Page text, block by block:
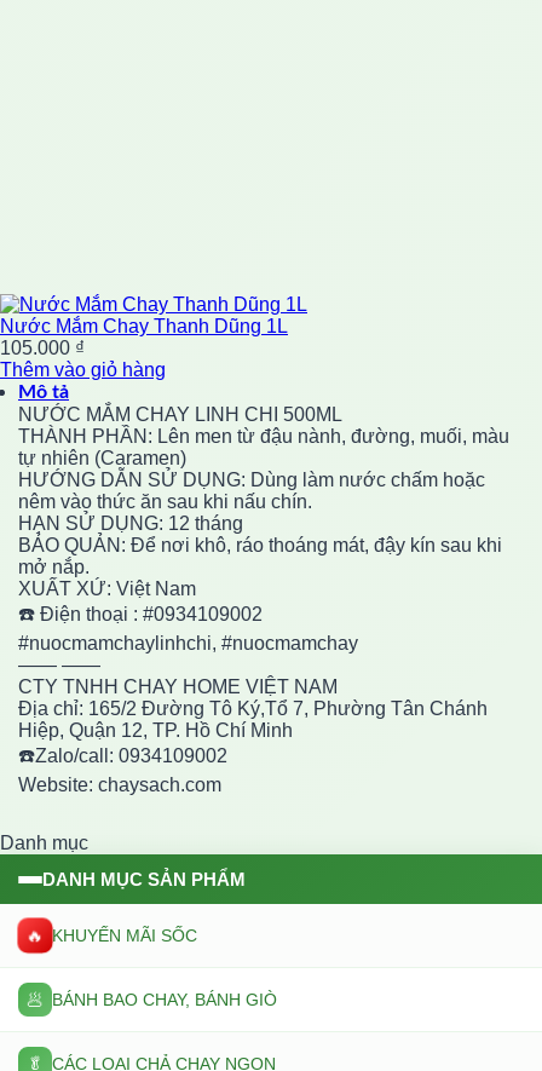
Nước Mắm Chay Thanh Dũng 1L
105.000 ₫
Thêm vào giỏ hàng
Mô tả
NƯỚC MẮM CHAY LINH CHI 500ML
THÀNH PHẦN: Lên men từ đậu nành, đường, muối, màu
tự nhiên (Caramen)
HƯỚNG DẪN SỬ DỤNG: Dùng làm nước chấm hoặc
nêm vào thức ăn sau khi nấu chín.
HẠN SỬ DỤNG: 12 tháng
BẢO QUẢN: Để nơi khô, ráo thoáng mát, đậy kín sau khi
mở nắp.
XUẤT XỨ: Việt Nam
☎️ Điện thoại : #0934109002
#nuocmamchaylinhchi, #nuocmamchay
—— ——
CTY TNHH CHAY HOME VIỆT NAM
Địa chỉ: 165/2 Đường Tô Ký,Tổ 7, Phường Tân Chánh
Hiệp, Quận 12, TP. Hồ Chí Minh
☎️Zalo/call: 0934109002
Website: chaysach.com
Danh mục
DANH MỤC SẢN PHẨM
🔥 KHUYẾN MÃI SỐC
🥟 BÁNH BAO CHAY, BÁNH GIÒ
🥬 CÁC LOẠI CHẢ CHAY NGON